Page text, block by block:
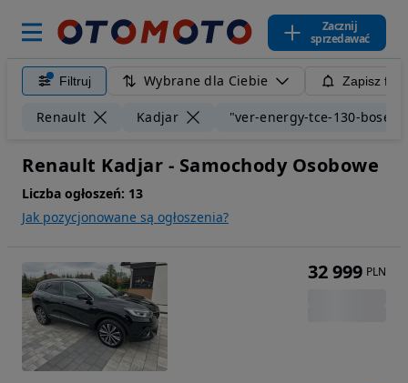
Zacznij
sprzedawać
Filtruj Wybrane dla Ciebie Zapisz
Renault Kadjar "ver-energy-tce-130-bose-
Renault Kadjar - Samochody Osobowe
Liczba ogłoszeń: 13
Jak pozycjonowane są ogłoszenia?
32 999 PLN